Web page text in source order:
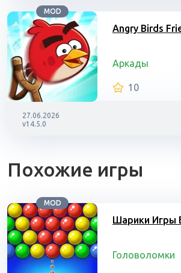
MOD
Angry Birds
Аркады
10
27.06.2026
v14.5.0
Похожие игры
MOD
Шарики Игры
Головоломки